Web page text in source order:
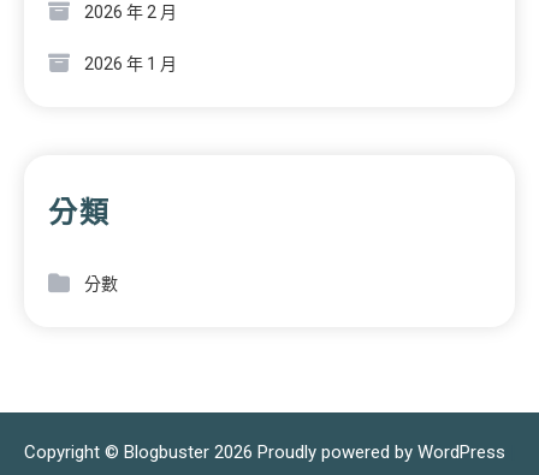
2026 年 2 月
2026 年 1 月
分類
分數
Copyright © Blogbuster 2026 Proudly powered by WordPress